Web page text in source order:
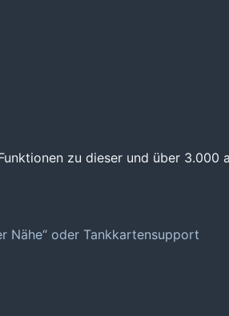
zu dieser und über 3.000
Nähe“ oder Tankkartensupport